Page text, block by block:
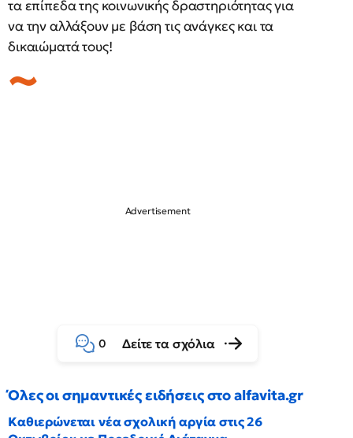
τα επίπεδα της κοινωνικής δραστηριότητας για
να την αλλάξουν με βάση τις ανάγκες και τα
δικαιώματά τους!
0 Δείτε τα σχόλια
Όλες οι σημαντικές ειδήσεις στο alfavita.gr
Καθιερώνεται νέα σχολική αργία στις 26